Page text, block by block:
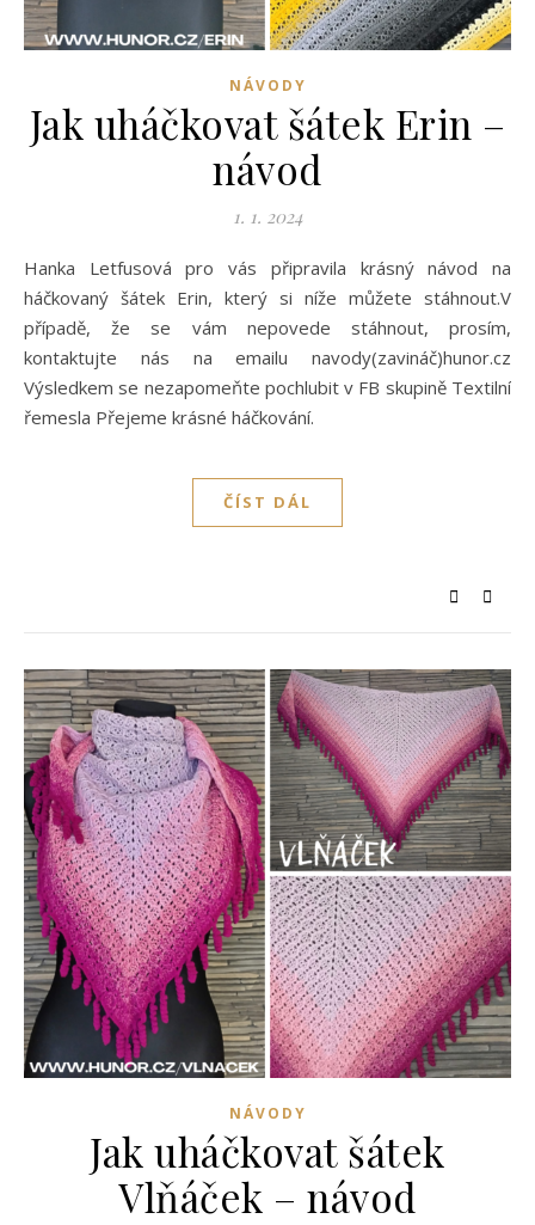
NÁVODY
Jak uháčkovat šátek Erin –
návod
1. 1. 2024
Hanka Letfusová pro vás připravila krásný návod na
háčkovaný šátek Erin, který si níže můžete stáhnout.V
případě, že se vám nepovede stáhnout, prosím,
kontaktujte nás na emailu navody(zavináč)hunor.cz
Výsledkem se nezapomeňte pochlubit v FB skupině Textilní
řemesla Přejeme krásné háčkování.
ČÍST DÁL
NÁVODY
Jak uháčkovat šátek
Vlňáček – návod